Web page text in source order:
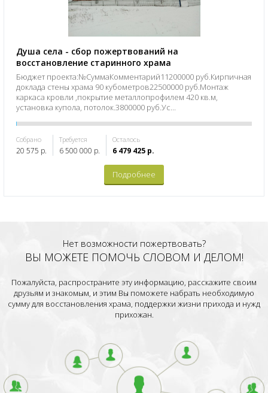
Душа села - сбор пожертвований на
восстановление старинного храма
Бюджет проекта:№СуммаКомментарий11200000 руб.Кирпичная
доклада стены храма 90 кубометров22500000 руб.Монтаж
каркаса кровли ,покрытие металлопрофилем 420 кв.м,
установка купола, потолок.3800000 руб.Ус...
Собрано
20 575 р.
Требуется
6 500 000 р.
Осталось
6 479 425 р.
Подробнее
Нет возможности пожертвовать?
ВЫ МОЖЕТЕ ПОМОЧЬ СЛОВОМ И ДЕЛОМ!
Пожалуйста, распространите эту информацию, расскажите своим
друзьям и знакомым, и этим Вы поможете набрать необходимую
сумму для восстановления храма, поддержки жизни прихода и нужд
прихожан.